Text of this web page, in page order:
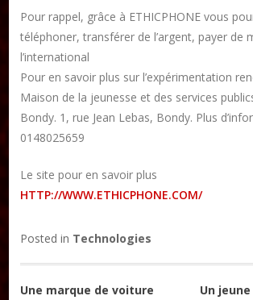
Pour rappel, grâce à ETHICPHONE vous
téléphoner, transférer de l’argent, payer de
l’international
Pour en savoir plus sur l’expérimentation
Maison de la jeunesse et des services
Bondy. 1, rue Jean Lebas, Bondy. Plus
0148025659
Le site pour en savoir plus
HTTP://WWW.ETHICPHONE.COM/
Posted in Technologies
Navigation
Une marque de voiture
Un